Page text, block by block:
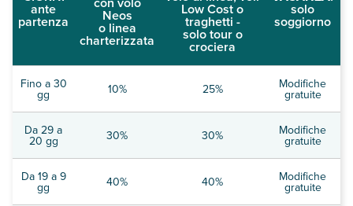
ante
partenza Neos
o linea
charterizzata
Low Cost o
traghetti -
solo tour o
crociera
solo
soggiorno
Fino a 30
gg 10% 25% Modifiche
gratuite
Da 29 a
20 gg 30% 30% Modifiche
gratuite
Da 19 a 9
gg 40% 40% Modifiche
gratuite